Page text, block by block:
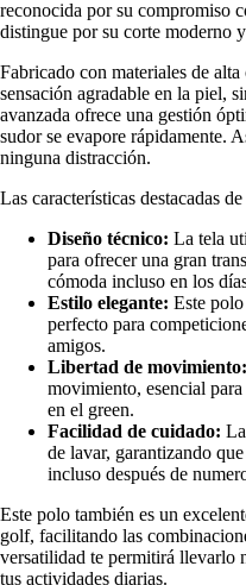
reconocida por su compromiso
distingue por su corte moderno
Fabricado con materiales de
sensación agradable en la piel,
avanzada ofrece una gestión
sudor se evapore rápidamente.
ninguna distracción.
Las características destacadas
Diseño técnico: La tela
para ofrecer una gran
cómoda incluso en los
Estilo elegante: Este
perfecto para
amigos.
Libertad de movimiento:
movimiento, esencial
en el green.
Facilidad de cuidado:
de lavar, garantizando
incluso después de
Este polo también es un
golf, facilitando las
versatilidad te permitirá llevarlo
tus actividades diarias.